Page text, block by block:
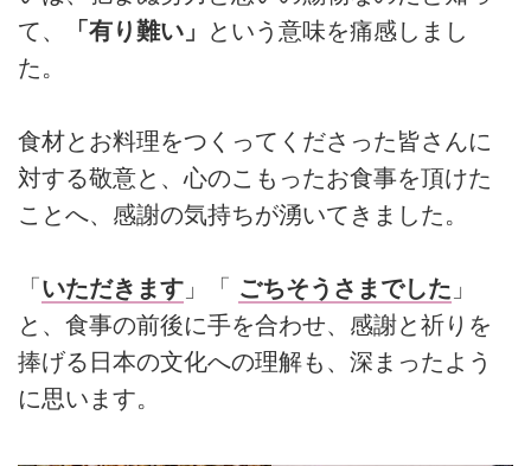
て、
「有り難い」
という意味を痛感しまし
た。
食材とお料理をつくってくださった皆さんに
対する敬意と、心のこもったお食事を頂けた
ことへ、感謝の気持ちが湧いてきました。
「 いただきます 」「 ごちそうさまでした 」
と、食事の前後に手を合わせ、感謝と祈りを
捧げる日本の文化への理解も、深まったよう
に思います。